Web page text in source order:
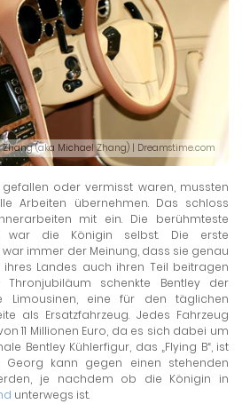
(aka Michael Zhang) | Dreamstime.com
oder vermisst waren, mussten
Arbeiten übernehmen. Das schloss
mit ein. Die berühmteste
war die Königin selbst. Die erste
immer der Meinung, dass sie genau
Landes auch ihren Teil beitragen
Thronjubiläum schenkte Bentley der
Limousinen, eine für den täglichen
als Ersatzfahrzeug. Jedes Fahrzeug
11 Millionen Euro, da es sich dabei um
Bentley Kühlerfigur, das „Flying B“, ist
Georg kann gegen einen stehenden
je nachdem ob die Königin in
unterwegs ist.